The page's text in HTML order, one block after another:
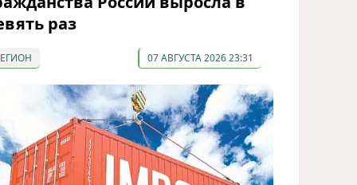
раз
07 АВГУСТА 2026 23:31